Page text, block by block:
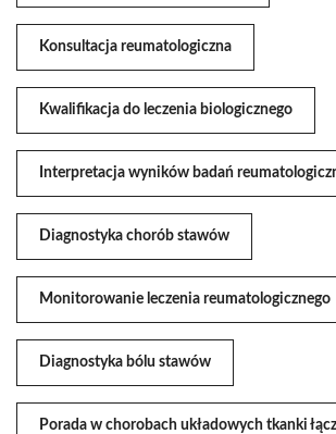
Konsultacja reumatologiczna
Kwalifikacja do leczenia biologicznego
Interpretacja wyników badań
Diagnostyka chorób stawów
Monitorowanie leczenia reumatologicznego
Diagnostyka bólu stawów
Porada w chorobach układowych tkanki